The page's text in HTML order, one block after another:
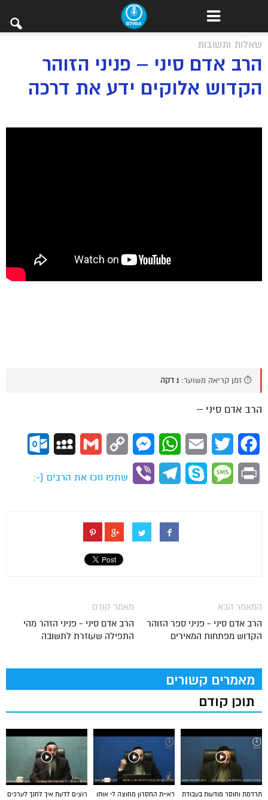
שאלות ותשובות
הרב אדם סיני – פניני הזוהר
הקדוש אלוקים ידע את דרכה
⏱️ זמן קריאה משוער: 1 דקה
הרב אדם סיני –
Facebook
Twitter
Email
WhatsApp
Messenger
Copy
Gmail
MySpace
Print
Message
Skype
Telegram
Viber
שתפו וזכו את הרבים (-:
מאמר קודם
הרב אדם סיני - פניני הזהר מהי
התפילה שעוזרת לתשובה
המאמר הבא
הרב אדם סיני - פניני ספר הזוהר
הקדוש מפתחות המאירים
מאמרים קשורים
תוכן קודם
רוצים לדעת איך לחנך לערכים
ראיית החסרון מחוצה לי אותו
תרדמת וחוסר מודעות בעבודת